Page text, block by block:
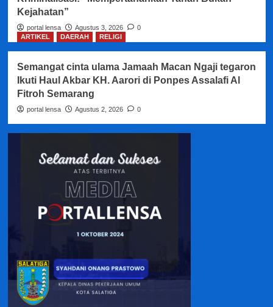
Kejahatan”
portal lensa Agustus 3, 2026
0
ARTIKEL
DAERAH RELIGI
Semangat cinta ulama Jamaah Macan Ngaji tegaron
Ikuti Haul Akbar KH. Aarori di Ponpes Assalafi Al
Fitroh Semarang
portal lensa Agustus 2, 2026 0